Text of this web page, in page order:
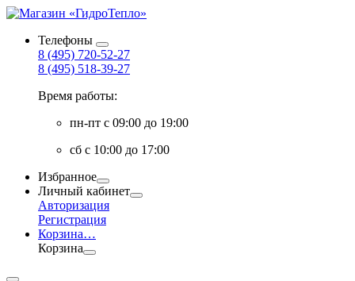
Телефоны
8 (495) 720-52-27
8 (495) 518-39-27
Время работы:
пн-пт с 09:00 до 19:00
сб с 10:00 до 17:00
Избранное
Личный кабинет
Авторизация
Регистрация
Корзина…
Корзина